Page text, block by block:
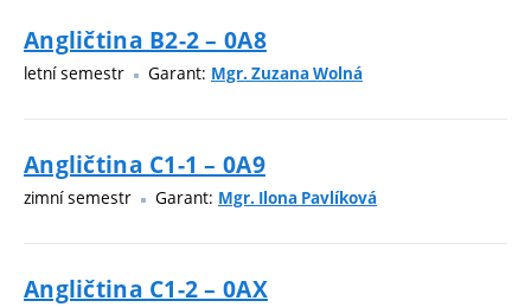
Angličtina B2-2 – 0A8
letní semestr Garant: Mgr. Zuzana Wolná
Angličtina C1-1 – 0A9
zimní semestr Garant: Mgr. Ilona Pavlíková
Angličtina C1-2 – 0AX